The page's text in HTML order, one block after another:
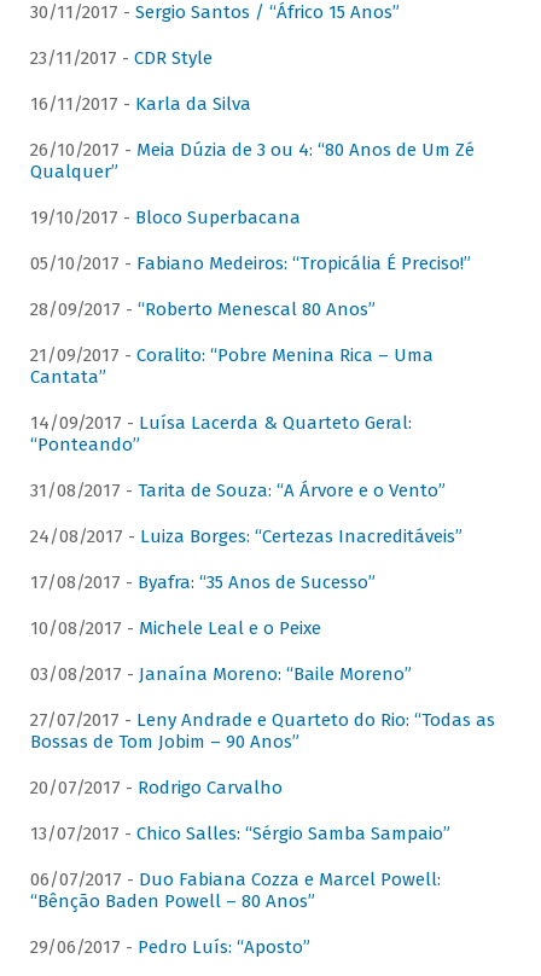
30/11/2017 - Sergio Santos / “Áfrico 15 Anos”
23/11/2017 - CDR Style
16/11/2017 - Karla da Silva
26/10/2017 - Meia Dúzia de 3 ou 4: “80 Anos de Um Zé
Qualquer”
19/10/2017 - Bloco Superbacana
05/10/2017 - Fabiano Medeiros: “Tropicália É Preciso!”
28/09/2017 - “Roberto Menescal 80 Anos”
21/09/2017 - Coralito: “Pobre Menina Rica – Uma
Cantata”
14/09/2017 - Luísa Lacerda & Quarteto Geral:
“Ponteando”
31/08/2017 - Tarita de Souza: “A Árvore e o Vento”
24/08/2017 - Luiza Borges: “Certezas Inacreditáveis”
17/08/2017 - Byafra: “35 Anos de Sucesso”
10/08/2017 - Michele Leal e o Peixe
03/08/2017 - Janaína Moreno: “Baile Moreno”
27/07/2017 - Leny Andrade e Quarteto do Rio: “Todas as
Bossas de Tom Jobim – 90 Anos”
20/07/2017 - Rodrigo Carvalho
13/07/2017 - Chico Salles: “Sérgio Samba Sampaio”
06/07/2017 - Duo Fabiana Cozza e Marcel Powell:
“Bênção Baden Powell – 80 Anos”
29/06/2017 - Pedro Luís: “Aposto”